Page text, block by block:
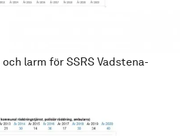
larm för SSRS Vadstena-